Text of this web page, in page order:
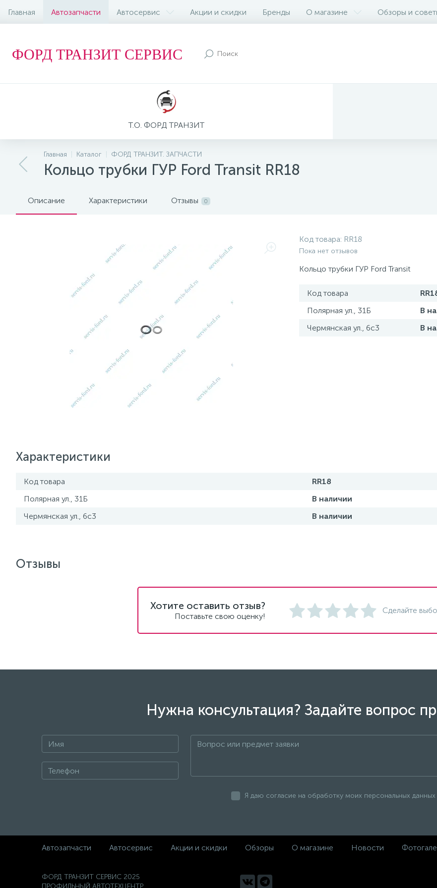
Главная Автозапчасти Автосервис Акции и скидки Бренды О магазине Обзоры и
ФОРД ТРАНЗИТ СЕРВИС
Т.О. ФОРД ТРАНЗИТ
Главная Каталог ФОРД ТРАНЗИТ. ЗАПЧАСТИ
Кольцо трубки ГУР Ford Transit RR18
Описание Характеристики Отзывы 0
Код товара: RR18
Пока нет отзывов
Кольцо трубки ГУР Ford Transit
Код товара
Полярная ул., 31Б
В
Чермянская ул., 6с3
В
Характеристики
Код товара
RR18
Полярная ул., 31Б
В наличии
Чермянская ул., 6с3
В наличии
Отзывы
Хотите оставить отзыв?
Поставьте свою оценку!
Сделайте
Нужна консультация? Задайте вопрос
Я даю согласие на обработку моих персональных данных
Автозапчасти Автосервис Акции и скидки Обзоры О магазине Новости
ФОРД ТРАНЗИТ СЕРВИС 2025
ПРОФИЛЬНЫЙ АВТОТЕХЦЕНТР